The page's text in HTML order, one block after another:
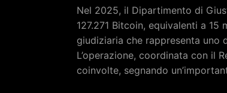
Nel 2025, il Dipartimento di
127.271 Bitcoin, equivalenti a
giudiziaria che rappresenta uno
L’operazione, coordinata con il
coinvolte, segnando